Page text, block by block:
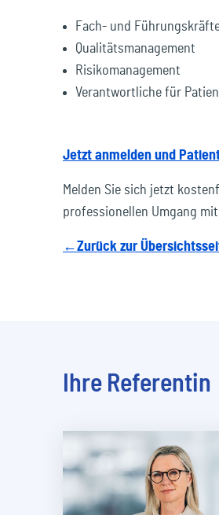
Fach- und
Qualitätsmanagement
Risikomanagement
Verantwortliche für
Jetzt anmelden und
Melden Sie sich jetzt
professionellen Umgang
←Zurück zur
Ihre Referentin